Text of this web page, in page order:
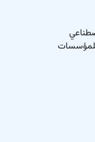
للمؤسسات